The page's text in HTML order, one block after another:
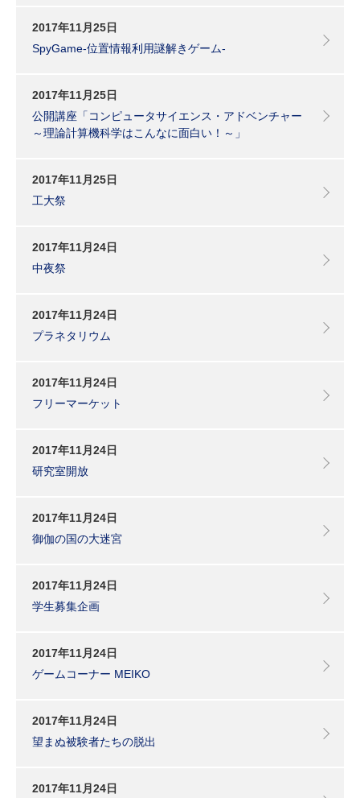
2017年11月25日
SpyGame-位置情報利用謎解きゲーム-
2017年11月25日
公開講座「コンピュータサイエンス・アドベンチャー
～理論計算機科学はこんなに面白い！～」
2017年11月25日
工大祭
2017年11月24日
中夜祭
2017年11月24日
プラネタリウム
2017年11月24日
フリーマーケット
2017年11月24日
研究室開放
2017年11月24日
御伽の国の大迷宮
2017年11月24日
学生募集企画
2017年11月24日
ゲームコーナー MEIKO
2017年11月24日
望まぬ被験者たちの脱出
2017年11月24日